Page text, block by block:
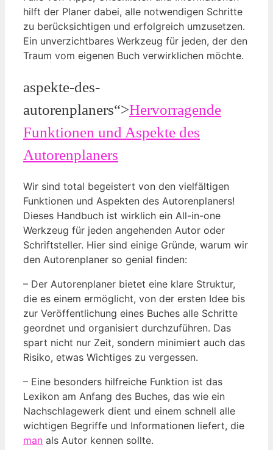
hilft der Planer dabei, alle notwendigen Schritte
zu berücksichtigen und erfolgreich umzusetzen.
Ein unverzichtbares Werkzeug für jeden, der den
Traum vom eigenen Buch verwirklichen möchte.
aspekte-des-
autorenplaners“>Hervorragende
Funktionen und Aspekte des
Autorenplaners
Wir sind total begeistert von den vielfältigen
Funktionen und Aspekten des Autorenplaners!
Dieses Handbuch ist wirklich ein All-in-one
Werkzeug für jeden angehenden Autor oder
Schriftsteller. Hier sind einige Gründe, warum wir
den Autorenplaner so genial finden:
– Der Autorenplaner bietet eine klare Struktur,
die es einem ermöglicht, von der ersten Idee bis
zur Veröffentlichung eines Buches alle Schritte
geordnet und organisiert durchzuführen. Das
spart nicht nur Zeit, sondern minimiert auch das
Risiko, etwas Wichtiges zu vergessen.
– Eine besonders hilfreiche Funktion ist das
Lexikon am Anfang des Buches, das wie ein
Nachschlagewerk dient und einem schnell alle
wichtigen Begriffe und Informationen liefert, die
man als Autor kennen sollte.